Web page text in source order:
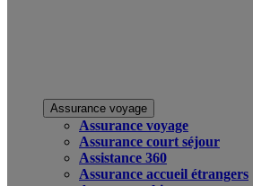
Assurance voyage
Assurance voyage
Assurance court séjour
Assistance 360
Assurance accueil étrangers